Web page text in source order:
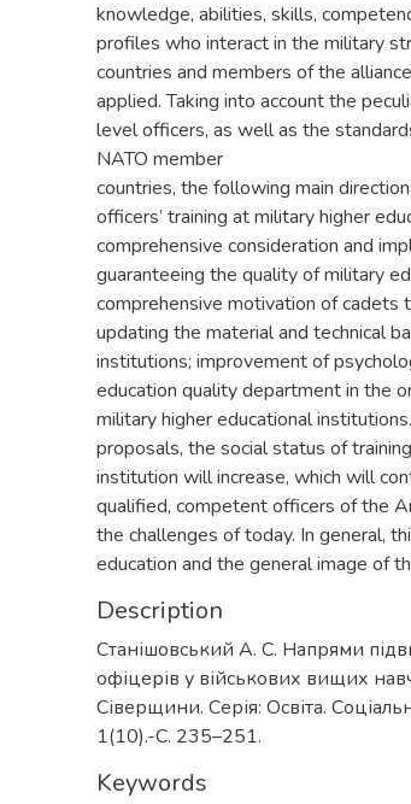
knowledge, abilities, skills,
profiles who interact in the military
countries and members of the
applied. Taking into account the
level officers, as well as the
NATO member
countries, the following main
officers’ training at military higher
comprehensive consideration and
guaranteeing the quality of military
comprehensive motivation of
updating the material and technical
institutions; improvement of
education quality department in the
military higher educational
proposals, the social status of
institution will increase, which will
qualified, competent officers of the
the challenges of today. In general,
education and the general image of
Description
Станішовський А. С. Напрями
офіцерів у військових вищих
Сіверщини. Серія: Освіта.
1(10).-С. 235–251.
Keywords